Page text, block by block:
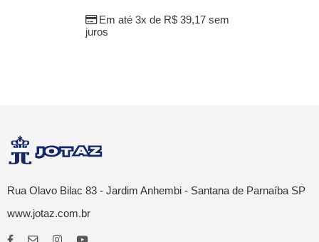
Em até 3x de R$ 39,17 sem
juros
Rua Olavo Bilac 83 - Jardim Anhembi - Santana de Parnaíba SP
www.jotaz.com.br